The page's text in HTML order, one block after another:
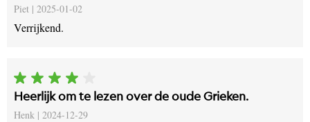
Piet | 2025-01-02
Verrijkend.
Heerlijk om te lezen over de oude Grieken.
Henk | 2024-12-29